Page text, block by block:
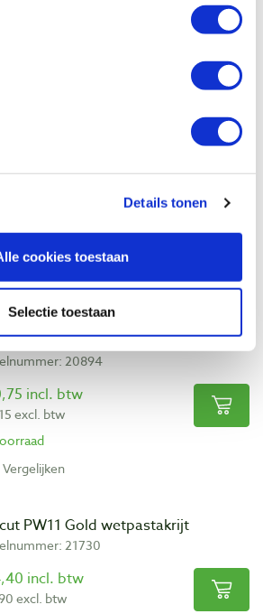
Details tonen
cookies toestaan
Selectie toestaan
8a-18 kort gekropte guts, gebogen
13577
excl. btw
Vergelijken
400 – 600 gram
20894
incl. btw
excl. btw
Vergelijken
PW11 Gold wetpastakrijt
21730
incl. btw
excl. btw